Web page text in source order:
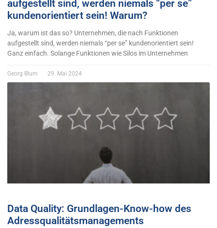
aufgestellt sind, werden niemals “per se”
kundenorientiert sein! Warum?
Ja, warum ist das so? Unternehmen, die nach Funktionen
aufgestellt sind, werden niemals “per se” kundenorientiert sein!
Ganz einfach. Solange Funktionen wie Silos im Unternehmen
Georg Blum 29. Mai 2024
Data Quality: Grundlagen-Know-how des
Adressqualitätsmanagements